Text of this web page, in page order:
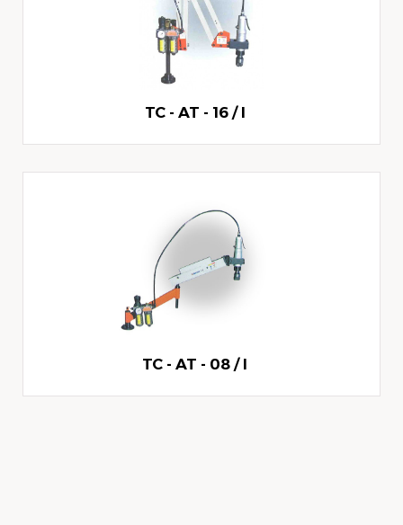
TC - AT - 16 / I
TC - AT - 08 / I